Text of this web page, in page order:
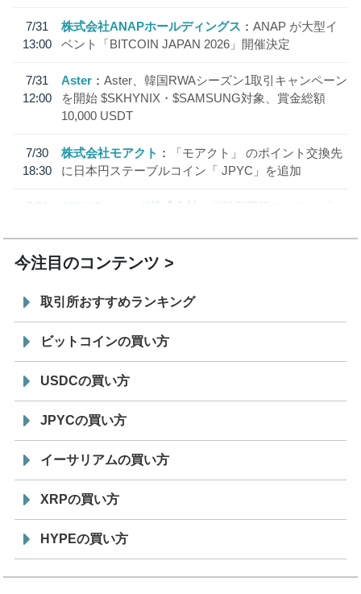
7/31
13:00
株式会社ANAPホールディングス
ANAP が大型イ
ベント「BITCOIN JAPAN 2026」開催決定
7/31
12:00
Aster
Aster、韓国RWAシーズン1取引キャンペーン
を開始 $SKHYNIX・$SAMSUNG対象、賞金総額
10,000 USDT
7/30
18:30
株式会社モアクト
「モアクト」 のポイント交換先
に日本円ステーブルコイン「 JPYC」を追加
7/29
SBI VCトレード株式会社
信託型円建てステーブル
今注目のコンテンツ
取引所おすすめランキング
ビットコインの買い方
USDCの買い方
JPYCの買い方
イーサリアムの買い方
XRPの買い方
HYPEの買い方